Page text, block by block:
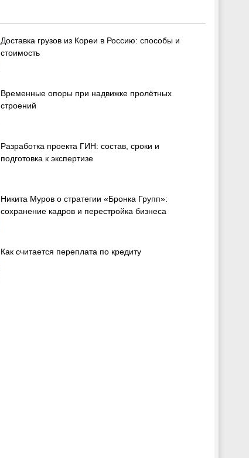
Доставка грузов из Кореи в Россию: способы и
стоимость
Временные опоры при надвижке пролётных
строений
Разработка проекта ГИН: состав, сроки и
подготовка к экспертизе
Никита Муров о стратегии «Бронка Групп»:
сохранение кадров и перестройка бизнеса
Как считается переплата по кредиту